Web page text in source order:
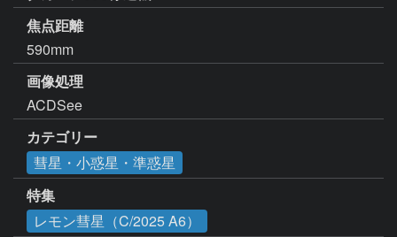
焦点距離
590mm
画像処理
ACDSee
カテゴリー
彗星・小惑星・準惑星
特集
レモン彗星（C/2025 A6）